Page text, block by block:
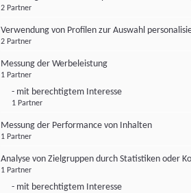
2 Partner
Verwendung von Profilen zur Auswahl
2 Partner
Messung der Werbeleistung
1 Partner
- mit berechtigtem Interesse
1 Partner
Messung der Performance von Inhalten
1 Partner
Analyse von Zielgruppen durch Statistiken oder
1 Partner
- mit berechtigtem Interesse